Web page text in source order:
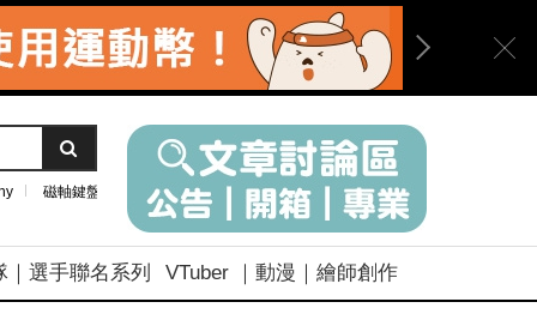
磁軸鍵盤
｜選手聯名系列 VTuber ｜動漫｜繪師創作